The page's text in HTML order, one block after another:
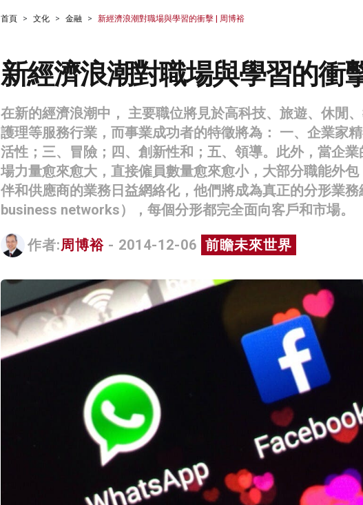
首頁 文化 金融 新經濟浪潮對職場與學習的衝擊 | 周博裕
新經濟浪潮對職場與學習的衝
在新的經濟浪潮中， 主要職位將見於高科技、旅遊、休閒
護理等服務行業，而事業成功者的特徵將為： 一、企業家
活性；三、冒險；四、創新性和；五、領導。此外，當企
場力量愈來愈大，直接僱員數量愈來愈小，大部分職能外
伴和供應商的業務日益網絡化，他們將成為真正的分形業
business networks），每個分形都完全面向客戶和市場。
作者:周博裕 - 2014-12-06 前瞻未來世界